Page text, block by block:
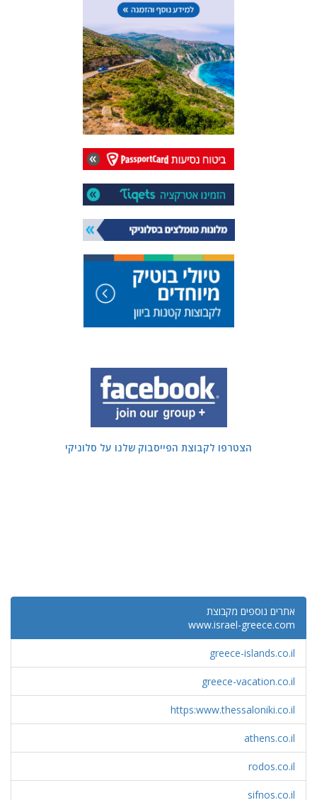
הצטרפו לקבוצת הפייסבוק שלנו על סלוניקי
אתרים נוספים מקבוצת
www.israel-greece.com
greece-islands.co.il
greece-vacation.co.il
https:www.thessaloniki.co.il
athens.co.il
rodos.co.il
sifnos.co.il